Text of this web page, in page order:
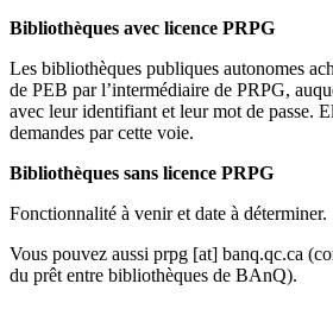
Bibliothèques avec licence PRPG
Les bibliothèques publiques autonomes
de PEB par l’intermédiaire de PRPG,
avec leur identifiant et leur mot de passe.
demandes par cette voie.
Bibliothèques sans licence PRPG
Fonctionnalité à venir et date à déterminer.
Vous pouvez aussi prpg [at] banq.qc.ca
du prêt entre bibliothèques de BAnQ).